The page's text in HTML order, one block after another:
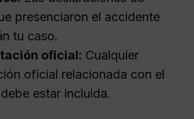
presenciaron el accidente
tu caso.
oficial: Cualquier
oficial relacionada con el
estar incluida.